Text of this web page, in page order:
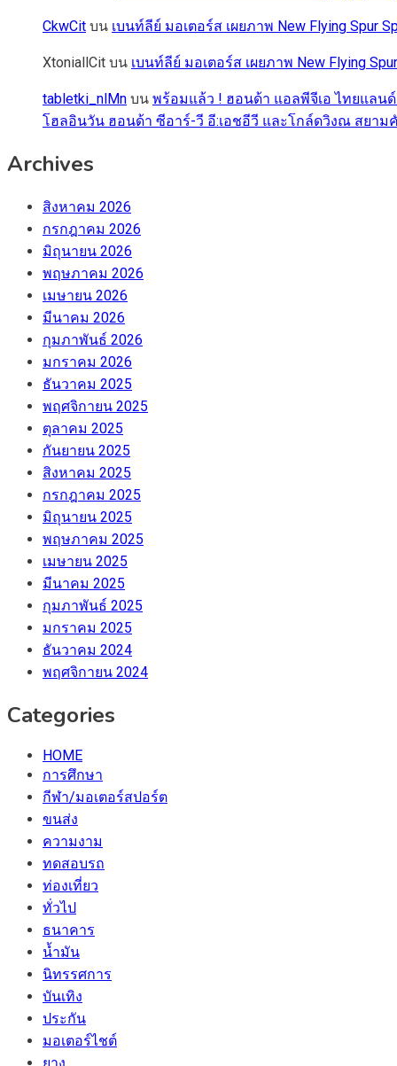
CkwCit บน เบนท์ลีย์ มอเตอร์ส เผยภาพ New Flying Spur
XtoniallCit บน เบนท์ลีย์ มอเตอร์ส เผยภาพ New Flying
tabletki_nlMn บน พร้อมแล้ว ! ฮอนด้า แอลพีจีเอ ไทยแลนด์
โฮลอินวัน ฮอนด้า ซีอาร์-วี อี:เอชอีวี และโกล์ดวิงณ สยา
Archives
สิงหาคม 2026
กรกฎาคม 2026
มิถุนายน 2026
พฤษภาคม 2026
เมษายน 2026
มีนาคม 2026
กุมภาพันธ์ 2026
มกราคม 2026
ธันวาคม 2025
พฤศจิกายน 2025
ตุลาคม 2025
กันยายน 2025
สิงหาคม 2025
กรกฎาคม 2025
มิถุนายน 2025
พฤษภาคม 2025
เมษายน 2025
มีนาคม 2025
กุมภาพันธ์ 2025
มกราคม 2025
ธันวาคม 2024
พฤศจิกายน 2024
Categories
HOME
การศึกษา
กีฬา/มอเตอร์สปอร์ต
ขนส่ง
ความงาม
ทดสอบรถ
ท่องเที่ยว
ทั่วไป
ธนาคาร
น้ำมัน
นิทรรศการ
บันเทิง
ประกัน
มอเตอร์ไชต์